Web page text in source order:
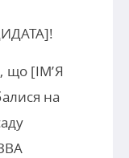
що [ІМ’Я
на